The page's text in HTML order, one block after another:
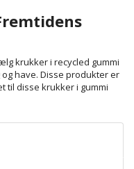
krukker i recycled gummi
have. Disse produkter er
til disse krukker i gummi